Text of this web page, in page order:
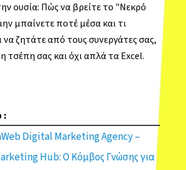
ουσία: Πώς να βρείτε το "Νεκρό
μπαίνετε ποτέ μέσα και τι
ζητάτε από τους συνεργάτες σας,
τσέπη σας και όχι απλά τα Excel.
:
Digital Marketing Agency –
Hub: Ο Κόμβος Γνώσης για